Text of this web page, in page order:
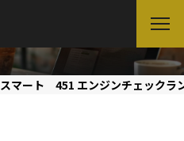
スマート 451 エンジンチェック